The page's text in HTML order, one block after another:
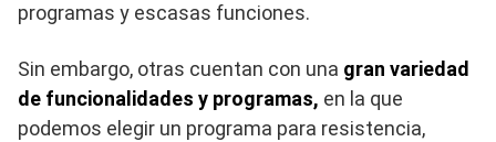
programas y escasas funciones.
Sin embargo, otras cuentan con una gran variedad
de funcionalidades y programas, en la que
podemos elegir un programa para resistencia,